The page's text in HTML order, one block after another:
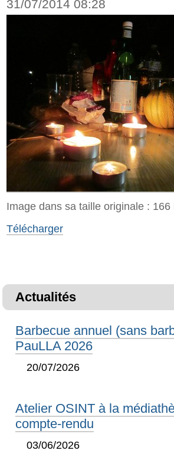
31/07/2014 08:28
Image dans sa taille originale : 166
Télécharger
Actualités
Barbecue annuel (sans
PauLLA 2026
20/07/2026
Atelier OSINT à la
compte-rendu
03/06/2026